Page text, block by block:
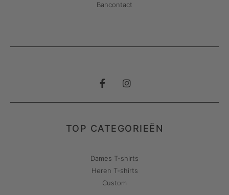
Bancontact
TOP CATEGORIEËN
Dames T-shirts
Heren T-shirts
Custom